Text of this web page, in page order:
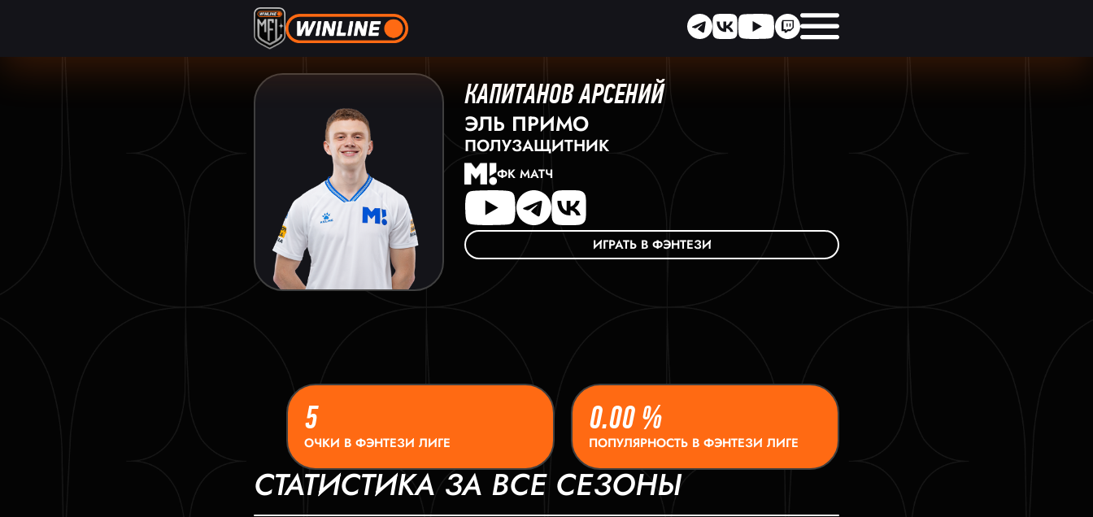
КАПИТАНОВ АРСЕНИЙ
ЭЛЬ ПРИМО
ПОЛУЗАЩИТНИК
ФК МАТЧ
ИГРАТЬ В ФЭНТЕЗИ
5
ОЧКИ В ФЭНТЕЗИ ЛИГЕ
0.00 %
ПОПУЛЯРНОСТЬ В ФЭНТЕЗИ ЛИГЕ
СТАТИСТИКА ЗА ВСЕ СЕЗОНЫ